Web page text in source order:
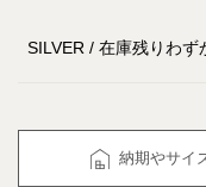
SILVER 在庫残りわず
納期やサイ